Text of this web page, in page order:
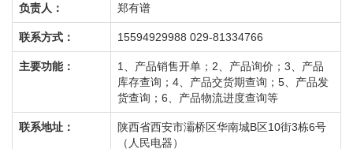
负责人： 郑有谱
联系方式： 15594929988 029-81334766
主要功能：
1、产品销售开单；2、产品询价；3、产品
库存查询；4、产品交货期查询；5、产品发
货查询；6、产品物流进度查询等
联系地址：
陕西省西安市灞桥区华南城B区10街3栋6号
（人民电器）